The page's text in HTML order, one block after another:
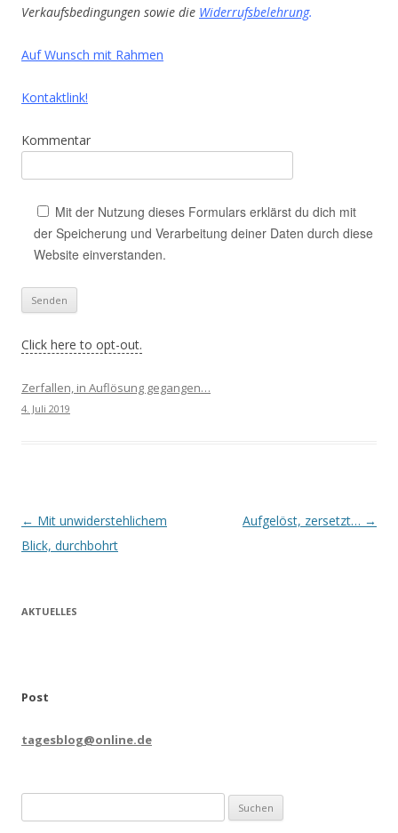
Verkaufsbedingungen sowie die Widerrufsbelehrung.
Auf Wunsch mit Rahmen
Kontaktlink!
Kommentar
Mit der Nutzung dieses Formulars erklärst du dich mit
der Speicherung und Verarbeitung deiner Daten durch diese
Website einverstanden.
Click here to opt-out.
Zerfallen, in Auflösung gegangen…
4. Juli 2019
Beitrags-
Navigation
← Mit unwiderstehlichem
Blick, durchbohrt
Aufgelöst, zersetzt… →
AKTUELLES
Post
tagesblog@online.de
nach: